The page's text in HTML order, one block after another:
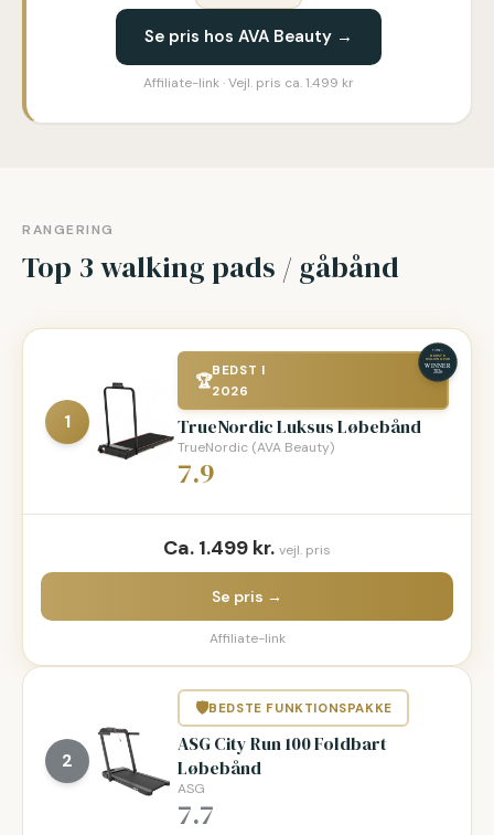
Se pris hos AVA Beauty →
Affiliate-link · Vejl. pris ca. 1.499 kr
RANGERING
Top 3 walking pads / gåbånd
1
🏆
BEDST I
2026
TrueNordic Luksus Løbebånd
TrueNordic (AVA Beauty)
7.9
Ca. 1.499 kr. vejl. pris
Se pris →
Affiliate-link
2
🛡BEDSTE FUNKTIONSPAKKE
ASG City Run 100 Foldbart
Løbebånd
ASG
7.7